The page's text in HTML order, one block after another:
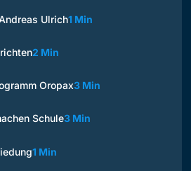
Ulrich1 Min
2 Min
Oropax3 Min
Schule3 Min
1 Min